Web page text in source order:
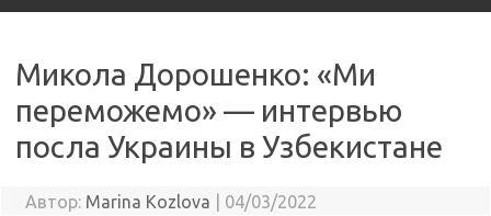
Микола Дорошенко: «Ми
переможемо» — интервью
посла Украины в Узбекистане
Автор: Marina Kozlova 04/03/2022